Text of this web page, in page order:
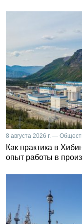
8 августа 2026 г. —
Как практика в
опыт работы в